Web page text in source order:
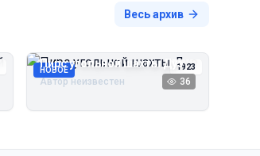
Весь архив
НОВОЕ 1923
Пирс угольной шахты Дуэ
Автор неизвестен 36